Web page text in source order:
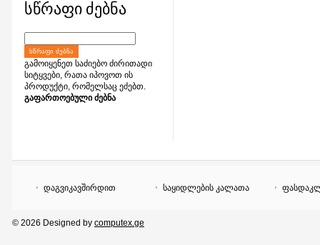
სწრაფი ძებნა
ᲡᲬᲠᲐᲤᲘ ᲫᲔᲑᲜᲐ
გამოიყენეთ საძიებო ძირითადი
სიტყვები, რათა იპოვოთ ის
პროდუქტი, რომელსაც ეძებთ.
გაფართოებული ძებნა
დაგვიკავშირდით საყიდლების კალათა
© 2026 Designed by computex.ge